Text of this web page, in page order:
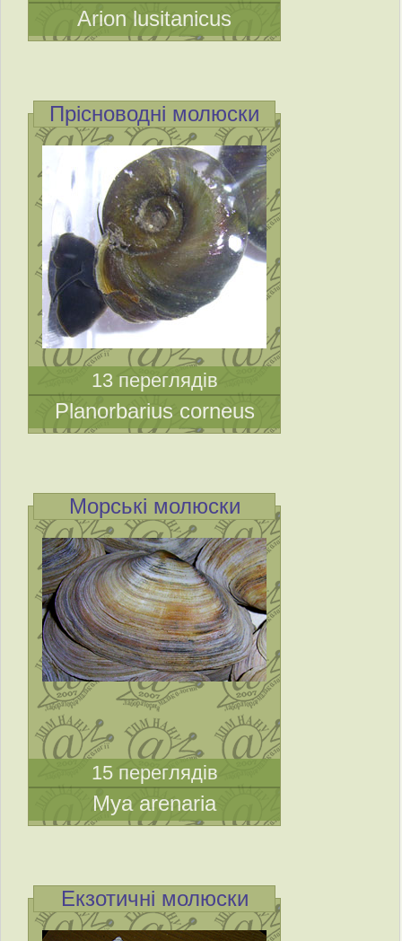
Arion lusitanicus
Прісноводні молюски
13 переглядів
Planorbarius corneus
Морські молюски
15 переглядів
Mya arenaria
Екзотичні молюски